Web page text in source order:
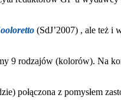
(SdJ’2007) , ale też i
9 rodzajów (kolorów). Na
połączona z pomysłem